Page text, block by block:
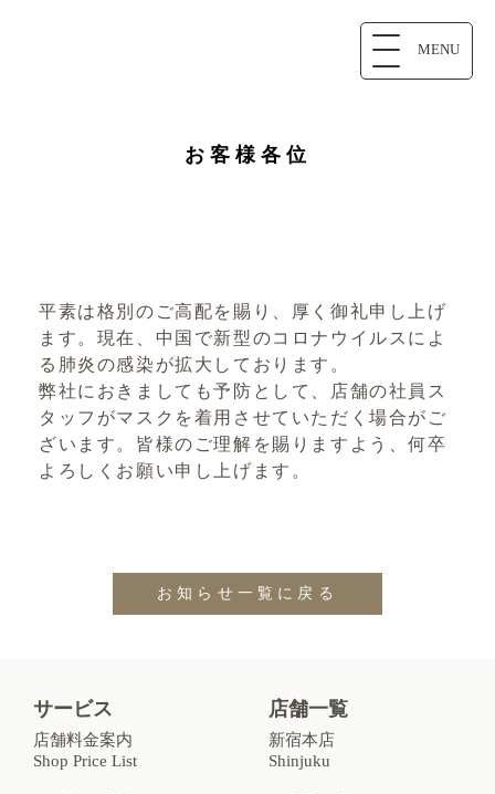
MENU
お客様各位
平素は格別のご高配を賜り、厚く御礼申し上げ
ます。現在、中国で新型のコロナウイルスによ
る肺炎の感染が拡大しております。
弊社におきましても予防として、店舗の社員ス
タッフがマスクを着用させていただく場合がご
ざいます。皆様のご理解を賜りますよう、何卒
よろしくお願い申し上げます。
お知らせ一覧に戻る
サービス
店舗料金案内
Shop Price List
店舗一覧
新宿本店
Shinjuku